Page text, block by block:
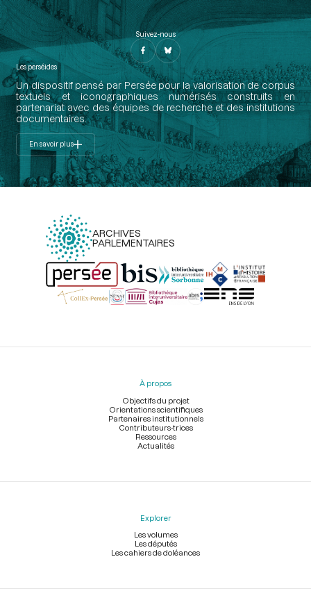
Suivez-nous
Les perséides
Un dispositif pensé par Persée pour la valorisation de corpus
textuels et iconographiques numérisés construits en
partenariat avec des équipes de recherche et des institutions
documentaires.
En savoir plus
ARCHIVES
PARLEMENTAIRES
Menu
À propos
Objectifs du projet
Orientations scientifiques
Partenaires institutionnels
Contributeurs-trices
Ressources
Actualités
Explorer
Les volumes
Les députés
Les cahiers de doléances